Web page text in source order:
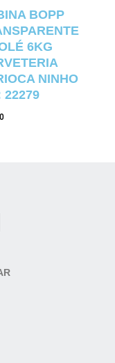
BOPP
6KG
NINHO
22279